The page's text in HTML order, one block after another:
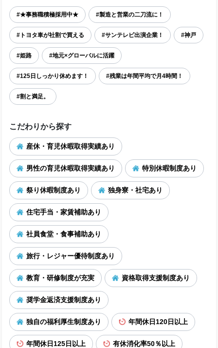
#★事務職積極採用中★ #製造と営業の二刀流に！
#トヨタ車が社割で買える #サンテレビ出演企業！ #神戸
#姫路 #地元×グローバルに活躍
#125日しっかり休めます！ #残業は年間平均で月4時間！
#割と満足。
こだわりから探す
産休・育児休暇取得実績あり
男性の育児休暇取得実績あり 特別休暇制度あり
祭り休暇制度あり 独身寮・社宅あり
住宅手当・家賃補助あり
社員食堂・食事補助あり
旅行・レジャー優待制度あり
教育・研修制度が充実 資格取得支援制度あり
奨学金返済支援制度あり
独自の福利厚生制度あり 年間休日120日以上
年間休日125日以上 有休消化率50％以上